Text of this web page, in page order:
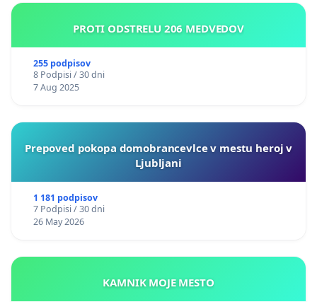
PROTI ODSTRELU 206 MEDVEDOV
255 podpisov
8 Podpisi / 30 dni
7 Aug 2025
Prepoved pokopa domobrancevlce v mestu heroj v
Ljubljani
1 181 podpisov
7 Podpisi / 30 dni
26 May 2026
KAMNIK MOJE MESTO